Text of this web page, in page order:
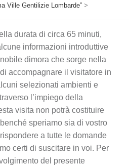
Ville Gentilizie Lombarde” >
durata di circa 65 minuti,
informazioni introduttive
dimora che sorge nella
accompagnare il visitatore in
selezionati ambienti e
l’impiego della
visita non potrà costituire
speriamo sia di vostro
a tutte le domande
certi di suscitare in voi. Per
del presente